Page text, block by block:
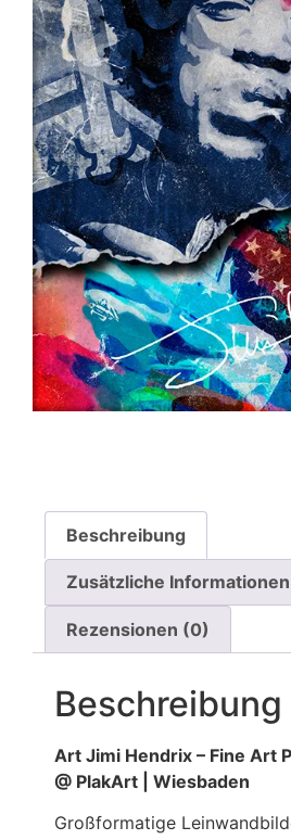
Beschreibung
Zusätzliche Informationen
Rezensionen (0)
Beschreibung
Art Jimi Hendrix – Fine Art
@ PlakArt | Wiesbaden
Großformatige